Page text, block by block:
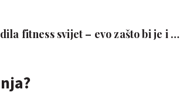
fitness svijet – evo zašto bi je i vi